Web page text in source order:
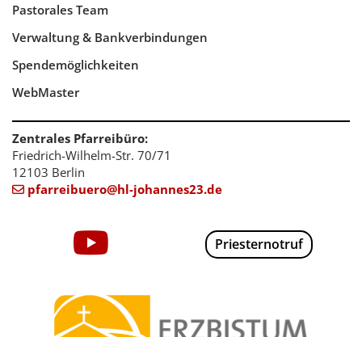
Pastorales Team
Verwaltung & Bankverbindungen
Spendemöglichkeiten
WebMaster
Zentrales Pfarreibüro:
Friedrich-Wilhelm-Str. 70/71
12103 Berlin
 pfarreibuero@hl-johannes23.de
Priesternotruf